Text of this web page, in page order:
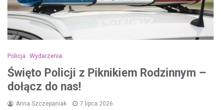
Policja Wydarzenia
Święto Policji z Piknikiem Rodzinnym –
dołącz do nas!
Anna Szczepaniak 7 lipca 2026